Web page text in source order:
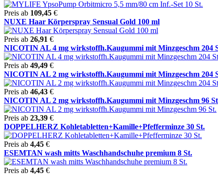
Preis ab 109,45 €
NUXE Haar Körperspray Sensual Gold 100 ml
Preis ab 26,91 €
NICOTIN AL 4 mg wirkstoffh.Kaugummi mit Minzgeschm 204
Preis ab 49,49 €
NICOTIN AL 2 mg wirkstoffh.Kaugummi mit Minzgeschm 204
Preis ab 46,43 €
NICOTIN AL 2 mg wirkstoffh.Kaugummi mit Minzgeschm 96
Preis ab 23,39 €
DOPPELHERZ Kohletabletten+Kamille+Pfefferminze 30 St.
Preis ab 4,45 €
ESEMTAN wash mitts Waschhandschuhe premium 8 St.
Preis ab 4,45 €